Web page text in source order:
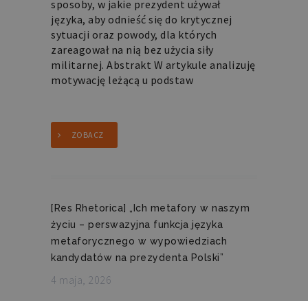
sposoby, w jakie prezydent używał
języka, aby odnieść się do krytycznej
sytuacji oraz powody, dla których
zareagował na nią bez użycia siły
militarnej. Abstrakt W artykule analizuję
motywację leżącą u podstaw
ZOBACZ
[Res Rhetorica] „Ich metafory w naszym
życiu – perswazyjna funkcja języka
metaforycznego w wypowiedziach
kandydatów na prezydenta Polski”
4 maja, 2026